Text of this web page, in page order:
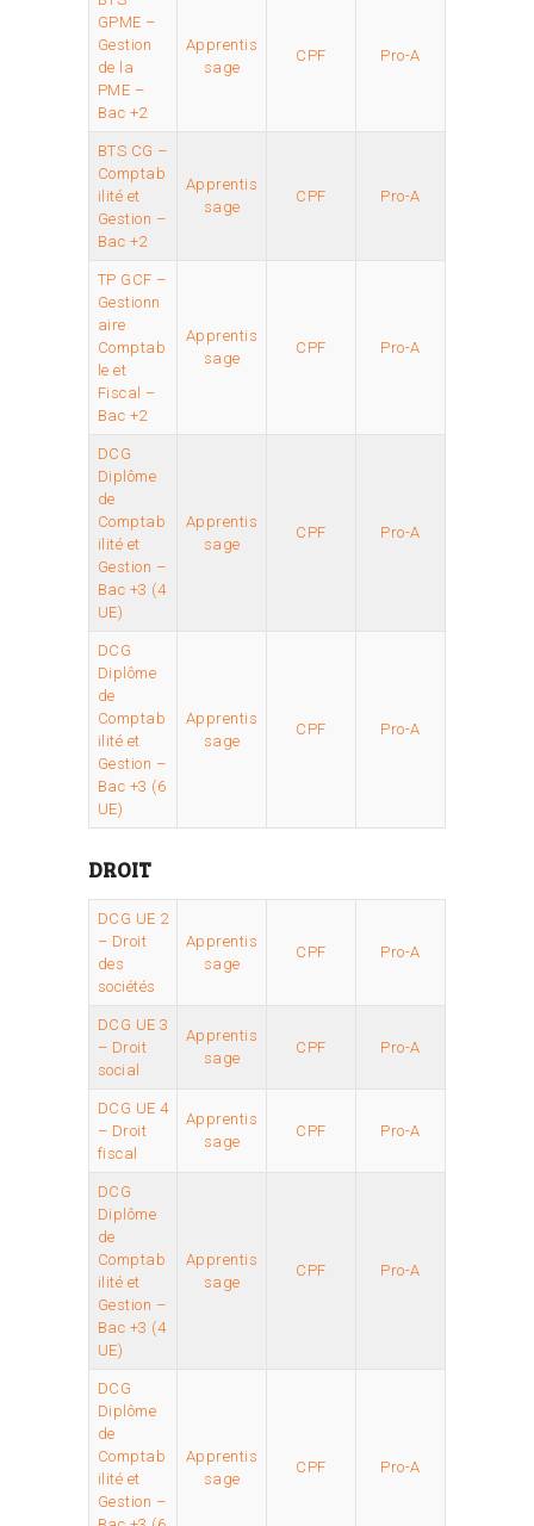
GPME –
Gestion
de la
PME –
Bac +2
Apprentis
sage
CPF Pro-A
BTS CG –
Comptab
ilité et
Gestion –
Bac +2
Apprentis
sage
CPF Pro-A
TP GCF –
Gestionn
aire
Comptab
le et
Fiscal –
Bac +2
Apprentis
sage
CPF Pro-A
DCG
Diplôme
de
Comptab
ilité et
Gestion –
Bac +3 (4
UE)
Apprentis
sage
CPF Pro-A
DCG
Diplôme
de
Comptab
ilité et
Gestion –
Bac +3 (6
UE)
Apprentis
sage
CPF Pro-A
DROIT
DCG UE 2
– Droit
des
sociétés
Apprentis
sage
CPF Pro-A
DCG UE 3
– Droit
social
Apprentis
sage
CPF Pro-A
DCG UE 4
– Droit
fiscal
Apprentis
sage
CPF Pro-A
DCG
Diplôme
de
Comptab
ilité et
Gestion –
Bac +3 (4
UE)
Apprentis
sage
CPF Pro-A
DCG
Diplôme
de
Comptab
ilité et
Gestion –
Apprentis
sage
CPF Pro-A